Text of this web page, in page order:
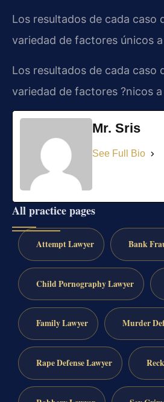
Los resultados de cada caso
variedad de factores únicos
Los resultados de cada caso
variedad de factores ?nicos
Mr. Sris
See Full Bio
All practice pages
Attempt Lawyer Bank
Child Pornography Lawyer
Family Lawyer Murder
Rape Defense Lawyer